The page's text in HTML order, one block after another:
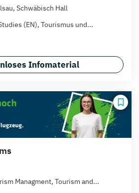
Schwäbisch Hall
(EN), Tourismus und...
Infomaterial
Managment, Tourism and...